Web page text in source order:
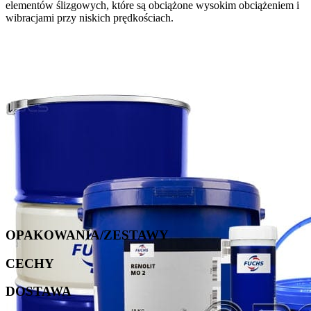
elementów ślizgowych, które są obciążone wysokim obciążeniem i
wibracjami przy niskich prędkościach.
OPAKOWANIA/ZESTAWY
CECHY
DOSTAWA